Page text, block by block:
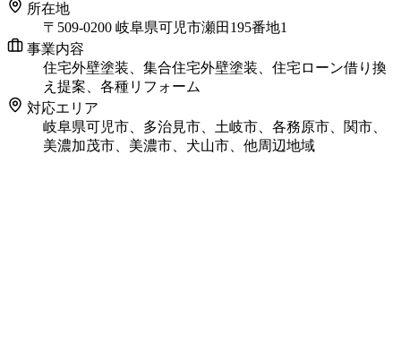
所在地
〒509-0200 岐阜県可児市瀬田195番地1
事業内容
住宅外壁塗装、集合住宅外壁塗装、住宅ローン借り換
え提案、各種リフォーム
対応エリア
岐阜県可児市、多治見市、土岐市、各務原市、関市、
美濃加茂市、美濃市、犬山市、他周辺地域